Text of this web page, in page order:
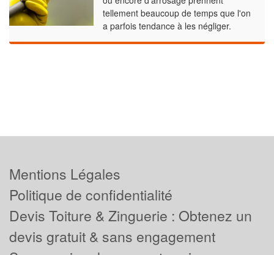
tellement beaucoup de temps que l'on
a parfois tendance à les négliger.
Mentions Légales
Politique de confidentialité
Devis Toiture & Zinguerie : Obtenez un
devis gratuit & sans engagement